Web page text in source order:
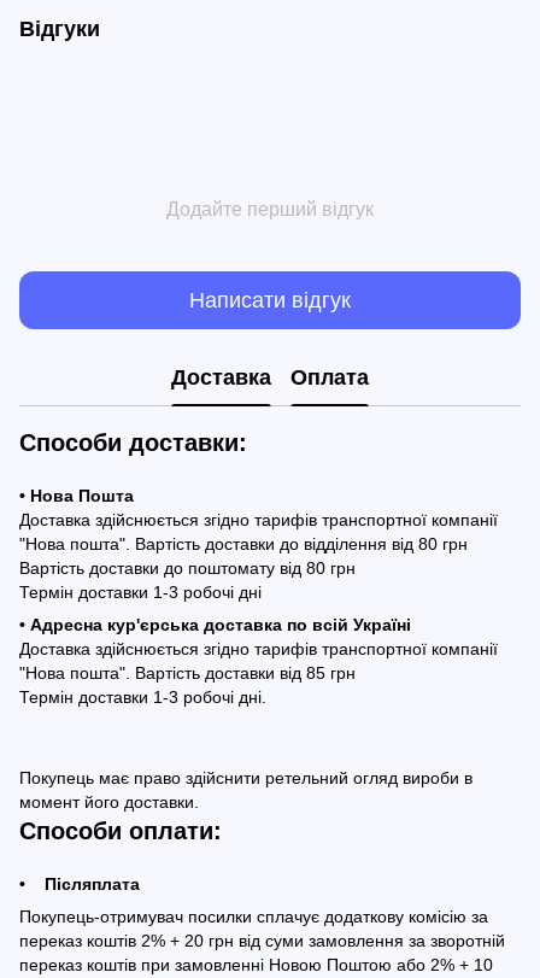
Відгуки
Додайте перший відгук
Написати відгук
Доставка Оплата
Способи доставки:
• Нова Пошта
Доставка здійснюється згідно тарифів транспортної компанії
"Нова пошта". Вартість доставки до відділення від 80 грн
Вартість доставки до поштомату від 80 грн
Термін доставки 1-3 робочі дні
• Адресна кур'єрська доставка по всій Україні
Доставка здійснюється згідно тарифів транспортної компанії
"Нова пошта". Вартість доставки від 85 грн
Термін доставки 1-3 робочі дні.
Покупець має право здійснити ретельний огляд вироби в
момент його доставки.
Способи оплати:
• Післяплата
Покупець-отримувач посилки сплачує додаткову комісію за
переказ коштів 2% + 20 грн від суми замовлення за зворотній
переказ коштів при замовленні Новою Поштою або 2% + 10